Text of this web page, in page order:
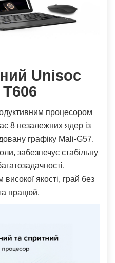
Unisoc
процесором
8 незалежних ядер із
графіку Mali-G57.
забезпечує стабільну
якості, грай без
працюй.